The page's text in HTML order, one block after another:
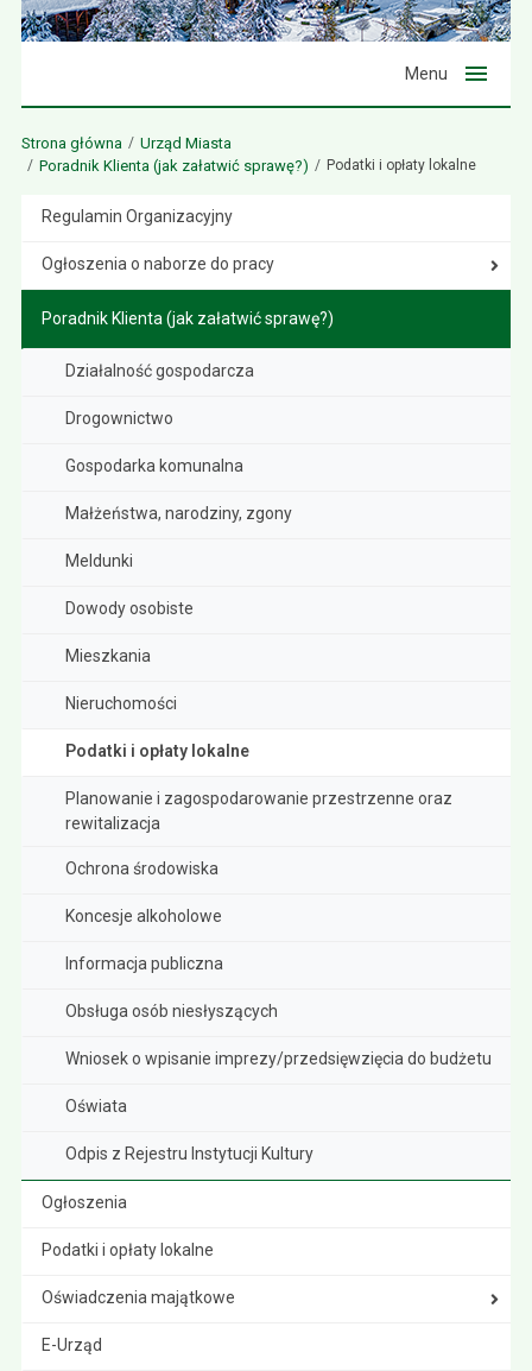
Menu
Strona główna
Urząd Miasta
Poradnik Klienta (jak załatwić sprawę?)
Podatki i opłaty lokalne
Regulamin Organizacyjny
Ogłoszenia o naborze do pracy
Poradnik Klienta (jak załatwić sprawę?)
Działalność gospodarcza
Drogownictwo
Gospodarka komunalna
Małżeństwa, narodziny, zgony
Meldunki
Dowody osobiste
Mieszkania
Nieruchomości
Podatki i opłaty lokalne
Planowanie i zagospodarowanie przestrzenne oraz
rewitalizacja
Ochrona środowiska
Koncesje alkoholowe
Informacja publiczna
Obsługa osób niesłyszących
Wniosek o wpisanie imprezy/przedsięwzięcia do budżetu
Oświata
Odpis z Rejestru Instytucji Kultury
Ogłoszenia
Podatki i opłaty lokalne
Oświadczenia majątkowe
E-Urząd